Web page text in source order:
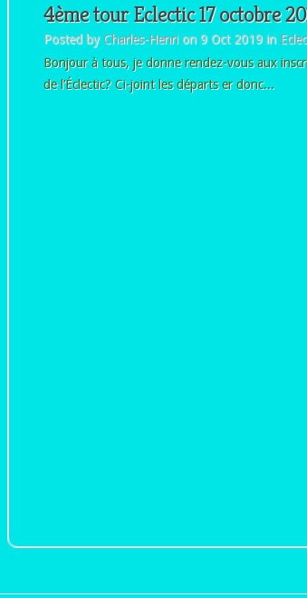
4ème tour Eclectic 17 octobre
Posted byCharles-Henrion 9 Oct 2019 in
Bonjour à tous, je donne rendez-vous aux
de l’Éclectic? Ci-joint les départs er donc...